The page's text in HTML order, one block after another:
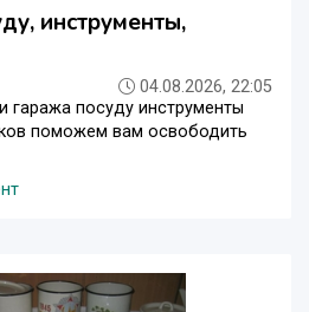
инструменты,
04.08.2026, 22:05
гаража посуду инструменты
поможем вам освободить